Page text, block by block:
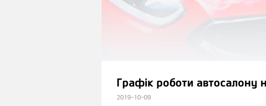
Графік роботи автосалону
2019-10-09